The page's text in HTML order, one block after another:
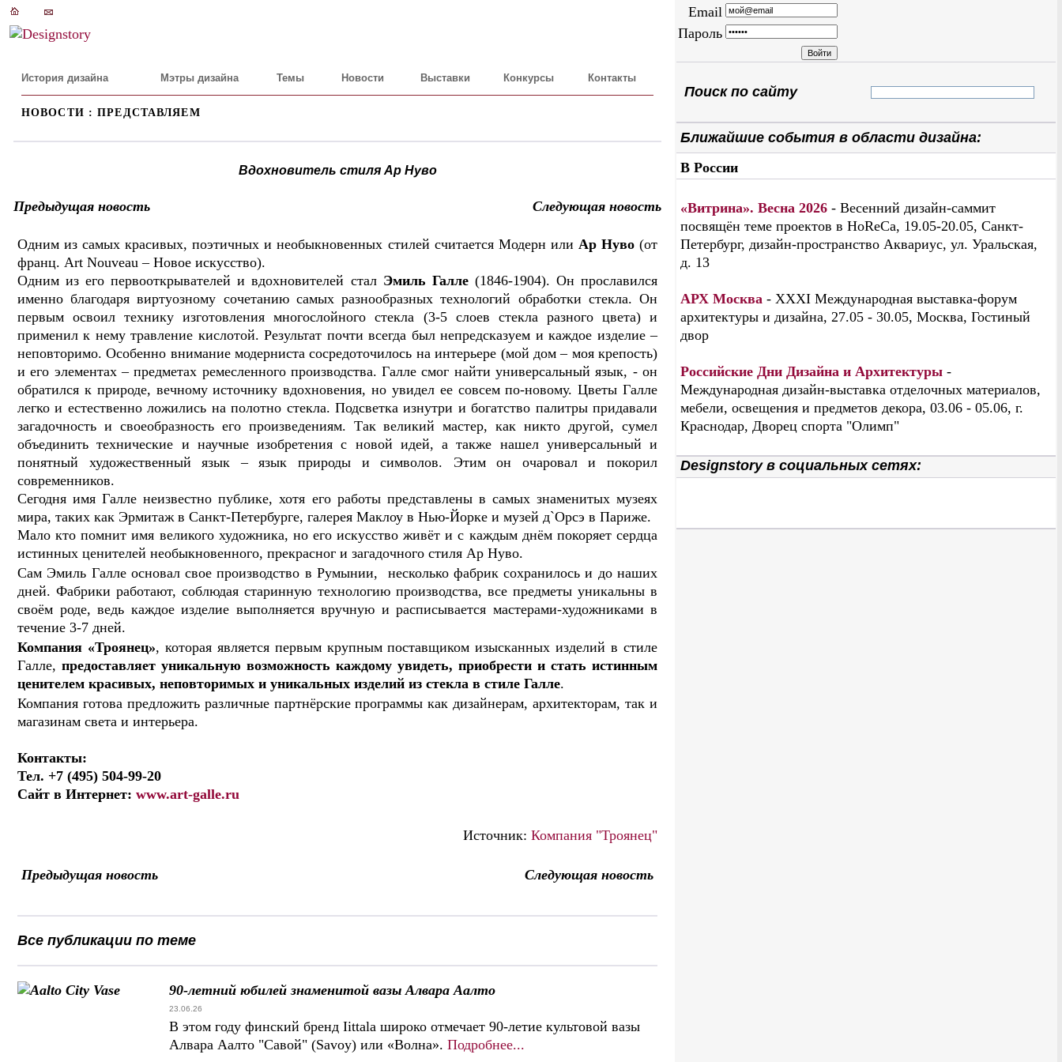
История дизайна Мэтры дизайна Темы Новости Выставки Конкурсы Контакты
НОВОСТИ : ПРЕДСТАВЛЯЕМ
Вдохновитель стиля Ар Нуво
Предыдущая новость Следующая новость
Одним из самых красивых, поэтичных и необыкновенных стилей считается Модерн или Ар Нуво(от
франц. Art Nouveau – Новое искусство).
Одним из его первооткрывателей и вдохновителей стал Эмиль Галле(1846-1904). Он прославился
именно благодаря виртуозному сочетанию самых разнообразных технологий обработки стекла. Он
первым освоил технику изготовления многослойного стекла (3-5 слоев стекла разного цвета) и
применил к нему травление кислотой. Результат почти всегда был непредсказуем и каждое изделие –
неповторимо. Особенно внимание модерниста сосредоточилось на интерьере (мой дом – моя крепость)
и его элементах – предметах ремесленного производства. Галле смог найти универсальный язык, - он
обратился к природе, вечному источнику вдохновения, но увидел ее совсем по-новому. Цветы Галле
легко и естественно ложились на полотно стекла. Подсветка изнутри и богатство палитры придавали
загадочность и своеобразность его произведениям. Так великий мастер, как никто другой, сумел
объединить технические и научные изобретения с новой идей, а также нашел универсальный и
понятный художественный язык – язык природы и символов. Этим он очаровал и покорил
современников.
Сегодня имя Галле неизвестно публике, хотя его работы представлены в самых знаменитых музеях
мира, таких как Эрмитаж в Санкт-Петербурге, галерея Маклоу в Нью-Йорке и музей д`Орсэ в Париже.
Мало кто помнит имя великого художника, но его искусство живёт и с каждым днём покоряет сердца
истинных ценителей необыкновенного, прекрасног и загадочного стиля Ар Нуво.
Сам Эмиль Галле основал свое производство в Румынии, несколько фабрик сохранилось и до наших
дней. Фабрики работают, соблюдая старинную технологию производства, все предметы уникальны в
своём роде, ведь каждое изделие выполняется вручную и расписывается мастерами-художниками в
течение 3-7 дней.
Компания «Троянец», которая является первым крупным поставщиком изысканных изделий в стиле
Галле, предоставляет уникальную возможность каждому увидеть, приобрести и стать истинным
ценителем красивых, неповторимых и уникальных изделий из стекла в стиле Галле.
Компания готова предложить различные партнёрские программы как дизайнерам, архитекторам, так и
магазинам света и интерьера.
Контакты:
Тел. +7 (495) 504-99-20
Сайт в Интернет: www.art-galle.ru
Источник: Компания "Троянец"
Предыдущая новость Следующая новость
Все публикации по теме
90-летний юбилей знаменитой вазы Алвара Аалто
23.06.26
В этом году финский бренд Iittala широко отмечает 90-летие культовой вазы
Алвара Аалто "Савой" (Savoy) или «Волна». Подробнее...
Email
Пароль
Поиск по сайту
Ближайшие события в области дизайна:
В России
«Витрина». Весна 2026 - Весенний дизайн-саммит
посвящён теме проектов в HoReCa, 19.05-20.05, Санкт-
Петербург, дизайн-пространство Аквариус, ул. Уральская,
д. 13
АРХ Москва - XXXI Международная выставка-форум
архитектуры и дизайна, 27.05 - 30.05, Москва, Гостиный
двор
Российские Дни Дизайна и Архитектуры -
Международная дизайн-выставка отделочных материалов,
мебели, освещения и предметов декора, 03.06 - 05.06, г.
Краснодар, Дворец спорта "Олимп"
Designstory в социальных сетях: